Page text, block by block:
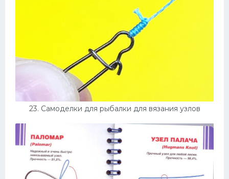
23. Самоделки для рыбалки для вязания узлов